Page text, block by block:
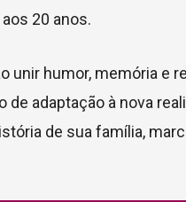
20 anos.
unir humor, memória e
adaptação à nova
de sua família,